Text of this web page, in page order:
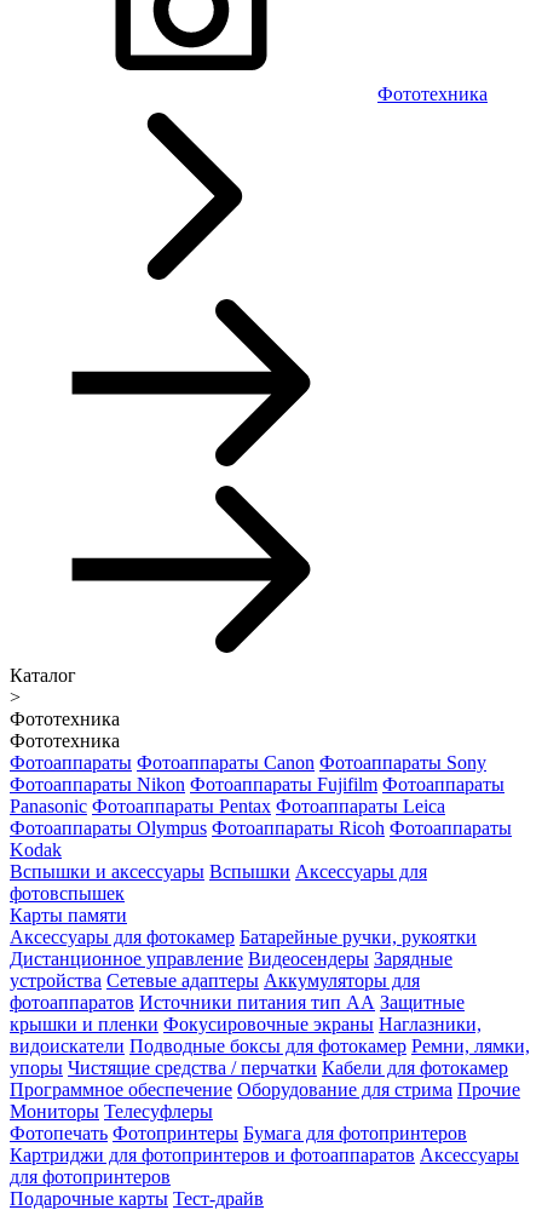
Фототехника
Каталог
>
Фототехника
Фототехника
Фотоаппараты Фотоаппараты Canon Фотоаппараты Sony
Фотоаппараты Nikon Фотоаппараты Fujifilm Фотоаппараты
Panasonic Фотоаппараты Pentax Фотоаппараты Leica
Фотоаппараты Olympus Фотоаппараты Ricoh Фотоаппараты
Kodak
Вспышки и аксессуары Вспышки Аксессуары для
фотовспышек
Карты памяти
Аксессуары для фотокамер Батарейные ручки, рукоятки
Дистанционное управление Видеосендеры Зарядные
устройства Сетевые адаптеры Аккумуляторы для
фотоаппаратов Источники питания тип АА Защитные
крышки и пленки Фокусировочные экраны Наглазники,
видоискатели Подводные боксы для фотокамер Ремни, лямки,
упоры Чистящие средства / перчатки Кабели для фотокамер
Программное обеспечение Оборудование для стрима Прочие
Мониторы Телесуфлеры
Фотопечать Фотопринтеры Бумага для фотопринтеров
Картриджи для фотопринтеров и фотоаппаратов Аксессуары
для фотопринтеров
Подарочные карты Тест-драйв